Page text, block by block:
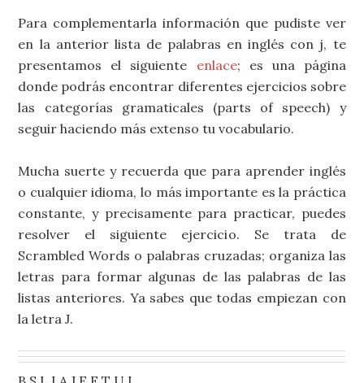
Para complementarla información que pudiste ver
en la anterior lista de palabras en inglés con j, te
presentamos el siguiente enlace; es una página
donde podrás encontrar diferentes ejercicios sobre
las categorías gramaticales (parts of speech) y
seguir haciendo más extenso tu vocabulario.
Mucha suerte y recuerda que para aprender inglés
o cualquier idioma, lo más importante es la práctica
constante, y precisamente para practicar, puedes
resolver el siguiente ejercicio. Se trata de
Scrambled Words o palabras cruzadas; organiza las
letras para formar algunas de las palabras de las
listas anteriores. Ya sabes que todas empiezan con
la letra J.